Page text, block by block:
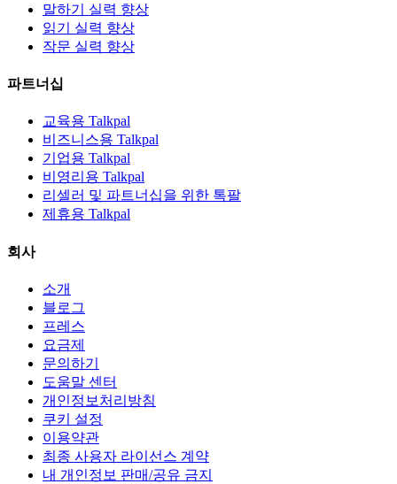
말하기 실력 향상
읽기 실력 향상
작문 실력 향상
파트너십
교육용 Talkpal
비즈니스용 Talkpal
기업용 Talkpal
비영리용 Talkpal
리셀러 및 파트너십을 위한 톡팔
제휴용 Talkpal
회사
소개
블로그
프레스
요금제
문의하기
도움말 센터
개인정보처리방침
쿠키 설정
이용약관
최종 사용자 라이선스 계약
내 개인정보 판매/공유 금지